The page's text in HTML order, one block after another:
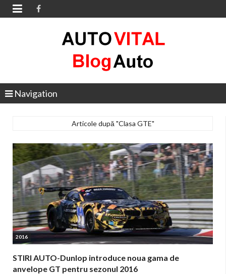

Navigation
Articole după "Clasa GTE"
2016
STIRI AUTO-Dunlop introduce noua gama de
anvelope GT pentru sezonul 2016